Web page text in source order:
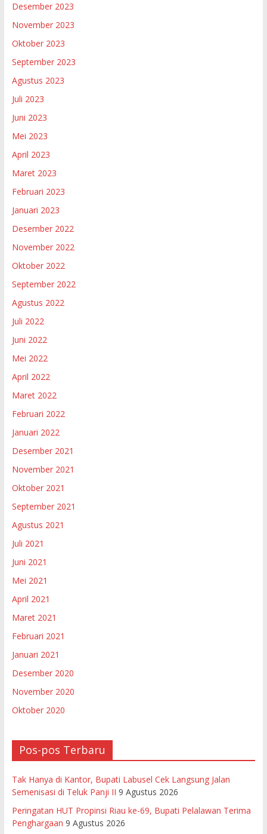
Desember 2023
November 2023
Oktober 2023
September 2023
Agustus 2023
Juli 2023
Juni 2023
Mei 2023
April 2023
Maret 2023
Februari 2023
Januari 2023
Desember 2022
November 2022
Oktober 2022
September 2022
Agustus 2022
Juli 2022
Juni 2022
Mei 2022
April 2022
Maret 2022
Februari 2022
Januari 2022
Desember 2021
November 2021
Oktober 2021
September 2021
Agustus 2021
Juli 2021
Juni 2021
Mei 2021
April 2021
Maret 2021
Februari 2021
Januari 2021
Desember 2020
November 2020
Oktober 2020
Pos-pos Terbaru
Tak Hanya di Kantor, Bupati Labusel Cek Langsung Jalan
Semenisasi di Teluk Panji II 9 Agustus 2026
Peringatan HUT Propinsi Riau ke-69, Bupati Pelalawan Terima
Penghargaan 9 Agustus 2026